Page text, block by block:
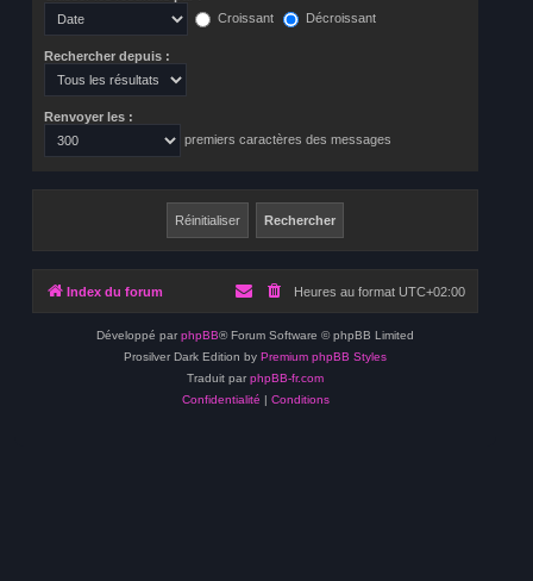
Croissant
Décroissant
Rechercher depuis :
Renvoyer les :
premiers caractères des messages
Index du forum Heures au format UTC+02:00
Développé par phpBB® Forum Software © phpBB Limited
Prosilver Dark Edition by Premium phpBB Styles
Traduit par phpBB-fr.com
Confidentialité
Conditions